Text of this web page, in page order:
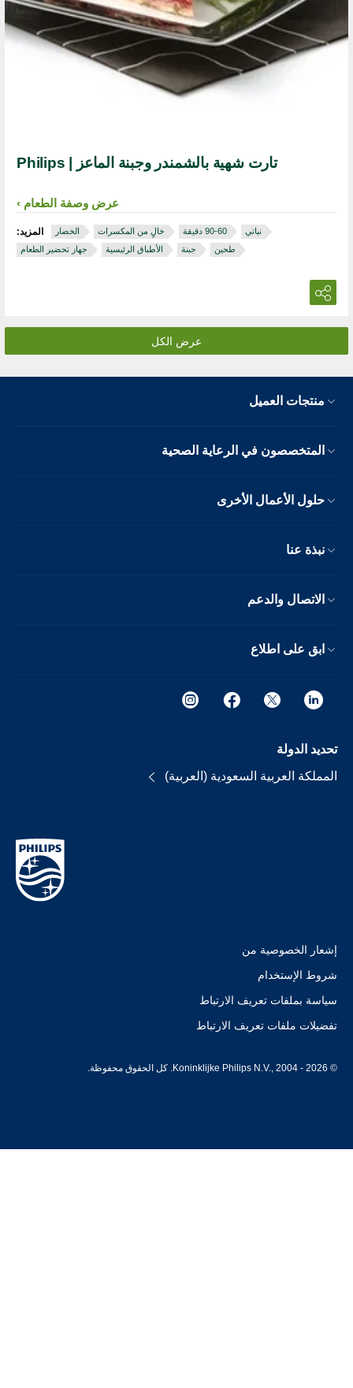
تارت شهية بالشمندر وجبنة الماعز | Philips
عرض وصفة الطعام
المزيد: الخضار خالٍ من المكسرات
نباتي
جهاز تحضير الطعام
الأطباق الرئيسية جبنة طحين
عرض الكل
منتجات العميل
المتخصصون في الرعاية الصحية
حلول الأعمال الأخرى
نبذة عنا
الاتصال والدعم
ابق على اطلاع
تحديد الدولة
المملكة العربية السعودية (العربية)
إشعار الخصوصية من
شروط الإستخدام
سياسة بملفات تعريف الارتباط
تفضيلات ملفات تعريف الارتباط
© Koninklijke Philips N.V., 2004 - 2026. كل الحقوق محفوظة.